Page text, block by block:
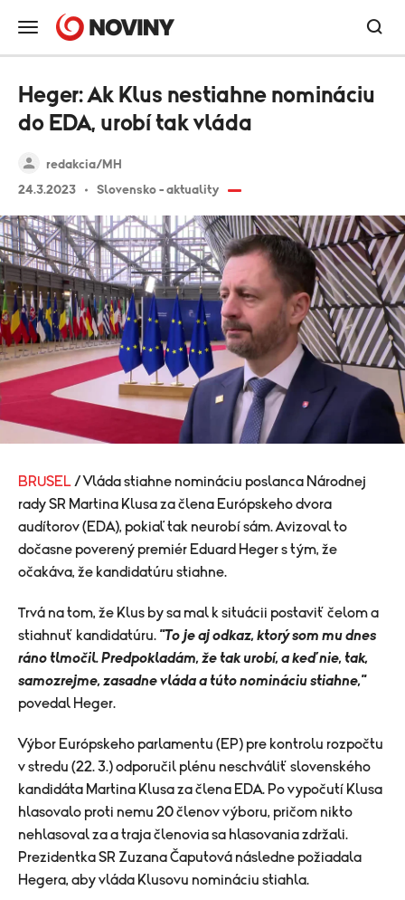
redakcia/MH
24.3.2023
Slovensko - aktuality
Heger: Ak Klus nestiahne nomináciu
do EDA, urobí tak vláda
BRUSEL / Vláda stiahne nomináciu poslanca Národnej
rady SR Martina Klusa za člena Európskeho dvora
audítorov (EDA), pokiaľ tak neurobí sám. Avizoval to
dočasne poverený premiér Eduard Heger s tým, že
očakáva, že kandidatúru stiahne.
Trvá na tom, že Klus by sa mal k situácii postaviť čelom a
stiahnuť kandidatúru. "To je aj odkaz, ktorý som mu dnes
ráno tlmočil. Predpokladám, že tak urobí, a keď nie, tak,
samozrejme, zasadne vláda a túto nomináciu stiahne,"
povedal Heger.
Výbor Európskeho parlamentu (EP) pre kontrolu rozpočtu
v stredu (22. 3.) odporučil plénu neschváliť slovenského
kandidáta Martina Klusa za člena EDA. Po vypočutí Klusa
hlasovalo proti nemu 20 členov výboru, pričom nikto
nehlasoval za a traja členovia sa hlasovania zdržali.
Prezidentka SR Zuzana Čaputová následne požiadala
Hegera, aby vláda Klusovu nomináciu stiahla.